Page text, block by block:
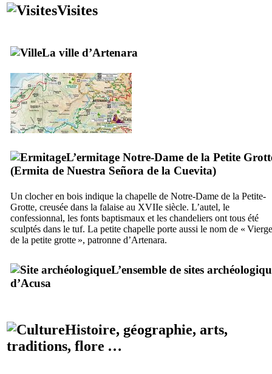
Visites
La ville d’Artenara
L’ermitage Notre-Dame de la Petite
(Ermita de Nuestra Señora de la Cuevita)
Un clocher en bois indique la chapelle de Notre-Dame de la Petite-
Grotte, creusée dans la falaise au XVIIe siècle. L’autel, le
confessionnal, les fonts baptismaux et les chandeliers ont tous été
sculptés dans le tuf. La petite chapelle porte aussi le nom de « Vierge
de la petite grotte », patronne d’Artenara.
L’ensemble de sites
d’Acusa
Histoire, géographie, arts,
traditions, flore …